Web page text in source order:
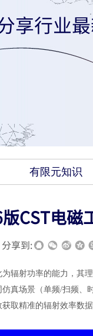
享行业
有限元知识
CST电磁
分享到:
辐射功率的能力，其
真场景（单频/扫频、
取精准的辐射效率数据